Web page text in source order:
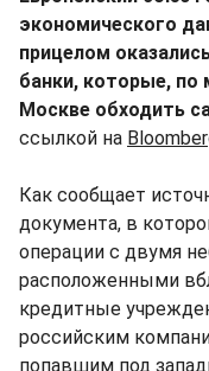
экономического
прицелом
банки, которые,
Москве обходить
ссылкой на
Как сообщает
документа, в
операции с двумя
расположенными
кредитные
российским
попавшим под